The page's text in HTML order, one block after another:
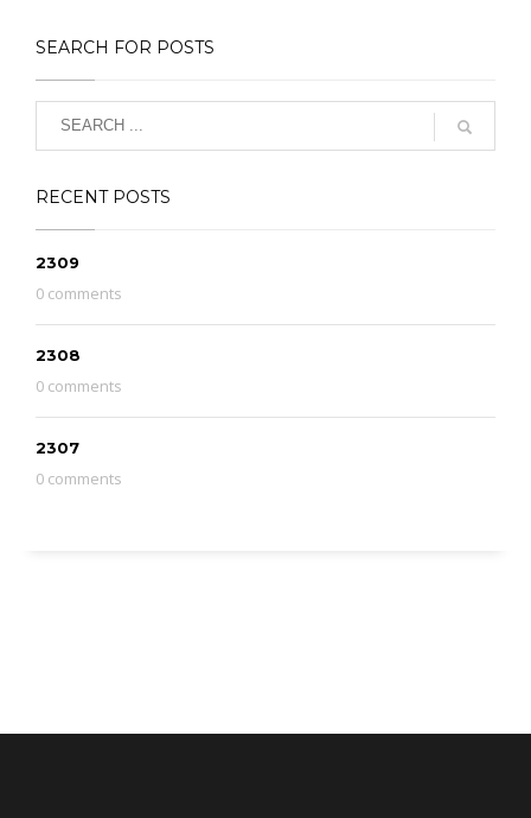
SEARCH FOR POSTS
RECENT POSTS
2309
0 comments
2308
0 comments
2307
0 comments